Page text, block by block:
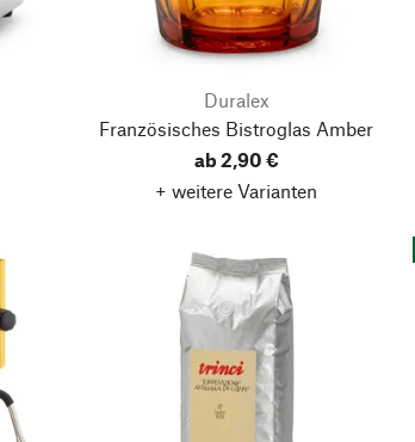
Duralex
Französisches Bistroglas Amber
ab 2,90 €
+ weitere Varianten